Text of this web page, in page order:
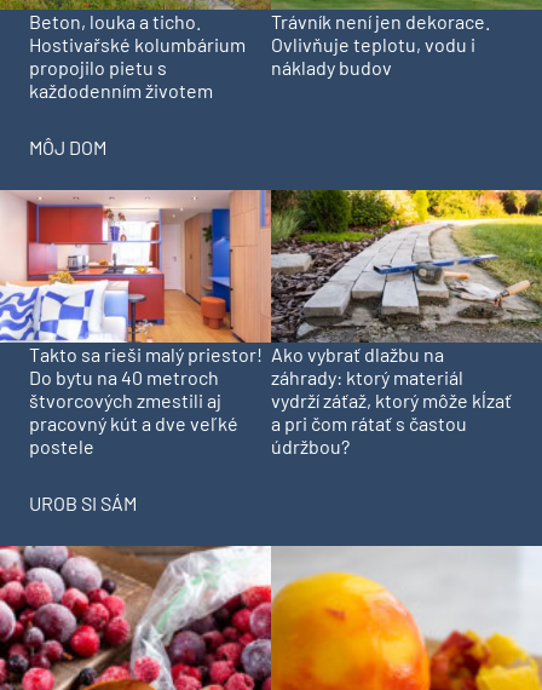
Beton, louka a ticho.
Hostivařské kolumbárium
propojilo pietu s
každodenním životem
Trávník není jen dekorace.
Ovlivňuje teplotu, vodu i
náklady budov
MÔJ DOM
Takto sa rieši malý priestor!
Do bytu na 40 metroch
štvorcových zmestili aj
pracovný kút a dve veľké
postele
Ako vybrať dlažbu na
záhrady: ktorý materiál
vydrží záťaž, ktorý môže kĺzať
a pri čom rátať s častou
údržbou?
UROB SI SÁM